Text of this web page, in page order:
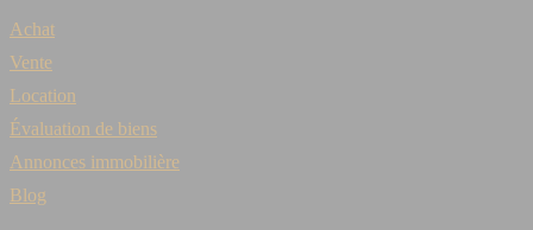
Achat
Vente
Location
Évaluation de biens
Annonces immobilière
Blog